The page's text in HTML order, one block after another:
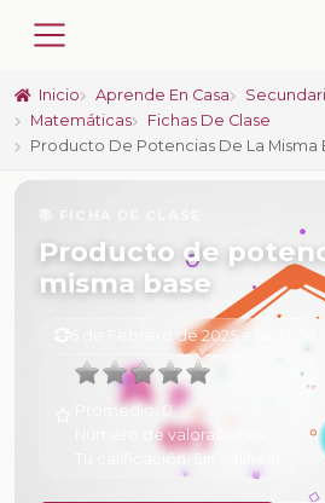
Inicio Aprende En Casa
Matemáticas
Fichas De Clase
Producto De Potencias De La Misma
Producto de
misma base
6 de Febrero de 2025 a las 17:06
Promedio: 0
Número de valoraciones:
Tu calificación: Sin calificar